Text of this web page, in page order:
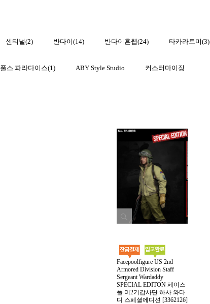
센티널(2) 반다이(14) 반다이혼웹(24) 타카라토미(3)
풀스 파라다이스(1) ABY Style Studio 커스터마이징
Facepoolfigure US 2nd
Armored Division Staff
Sergeant Wardaddy
SPECIAL EDITON 페이스
풀 미2기갑사단 하사 와다
디 스페셜에디션 [3362126]